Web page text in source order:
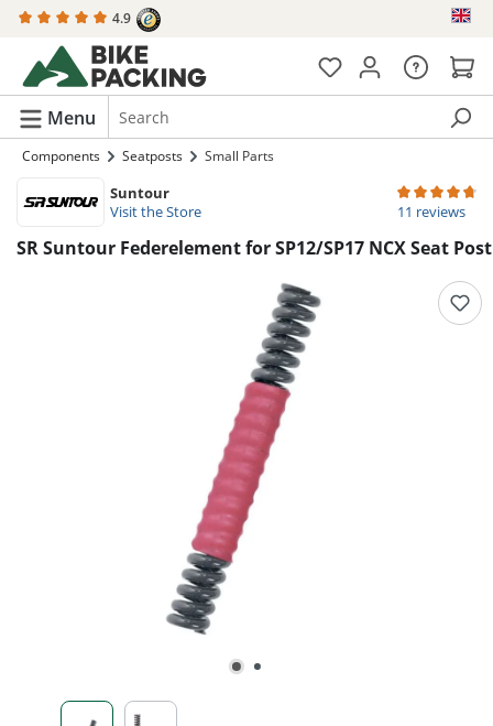
content 4.9
Menu
Components Seatposts Small Parts
Suntour
Visit the Store
SR Suntour Federelement for SP12/SP17 NCX Seat Post
Average
11 reviews